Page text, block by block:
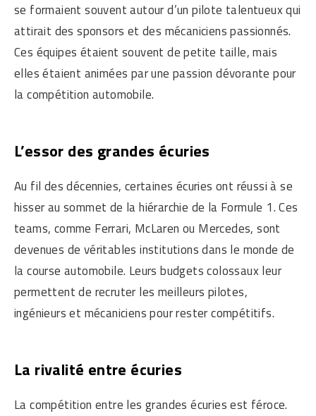
se formaient souvent autour d’un pilote talentueux qui
attirait des sponsors et des mécaniciens passionnés.
Ces équipes étaient souvent de petite taille, mais
elles étaient animées par une passion dévorante pour
la compétition automobile.
L’essor des grandes écuries
Au fil des décennies, certaines écuries ont réussi à se
hisser au sommet de la hiérarchie de la Formule 1. Ces
teams, comme Ferrari, McLaren ou Mercedes, sont
devenues de véritables institutions dans le monde de
la course automobile. Leurs budgets colossaux leur
permettent de recruter les meilleurs pilotes,
ingénieurs et mécaniciens pour rester compétitifs.
La rivalité entre écuries
La compétition entre les grandes écuries est féroce.